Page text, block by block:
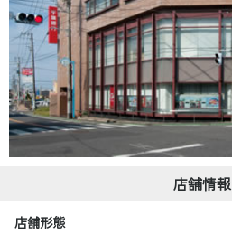
店舗情報
店舗形態